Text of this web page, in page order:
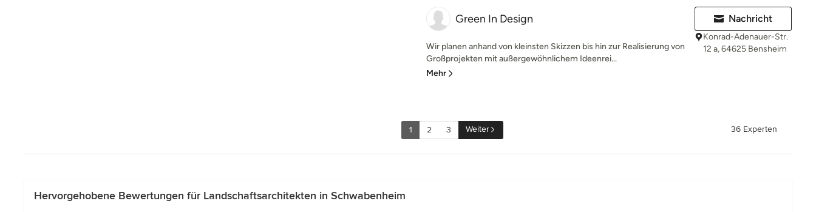
Green In Design
Wir planen anhand von kleinsten Skizzen bis hin zur Realisierung von
Großprojekten mit außergewöhnlichem Ideenrei...
Mehr
Nachricht
Konrad-Adenauer-Str.
12 a, 64625 Bensheim
1 2 3 Weiter 36 Experten
Hervorgehobene Bewertungen für Landschaftsarchitekten in Schwabenheim